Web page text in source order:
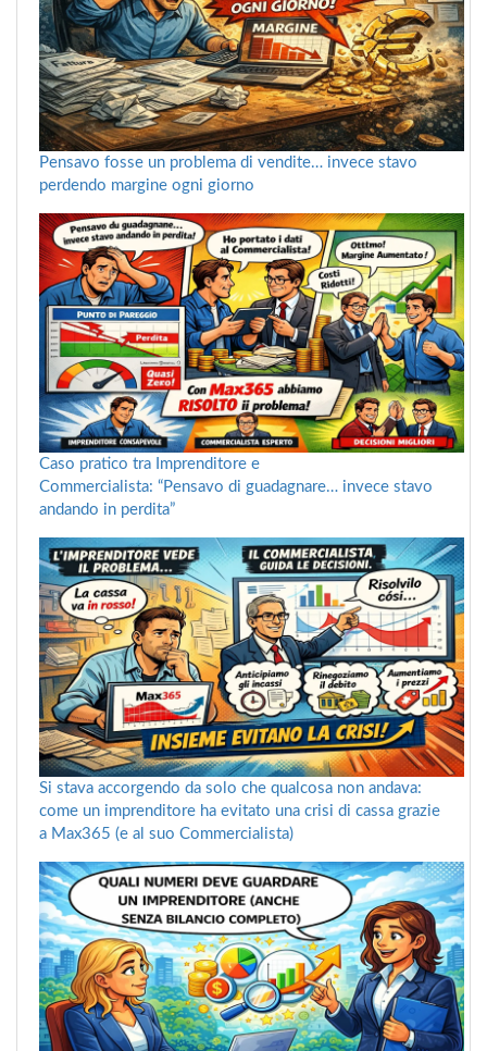
Pensavo fosse un problema di vendite… invece stavo
perdendo margine ogni giorno
Caso pratico tra Imprenditore e
Commercialista: “Pensavo di guadagnare… invece stavo
andando in perdita”
Si stava accorgendo da solo che qualcosa non andava:
come un imprenditore ha evitato una crisi di cassa grazie
a Max365 (e al suo Commercialista)